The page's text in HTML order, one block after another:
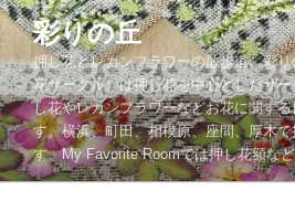
コ
ン
テ
ン
ツ
へ
ス
彩りの丘
押し花とレカンフラワーの散歩道。彩
花サークル）は押し花を中心としたサ
し花やレカンフラワーなどお花に関す
す。横浜、町田、相模原、座間、厚木
す。My Favorite Roomでは押し花額な